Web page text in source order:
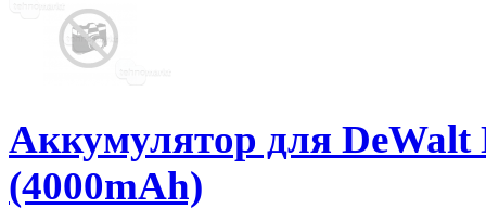
Аккумулятор для DeWalt
(4000mAh)